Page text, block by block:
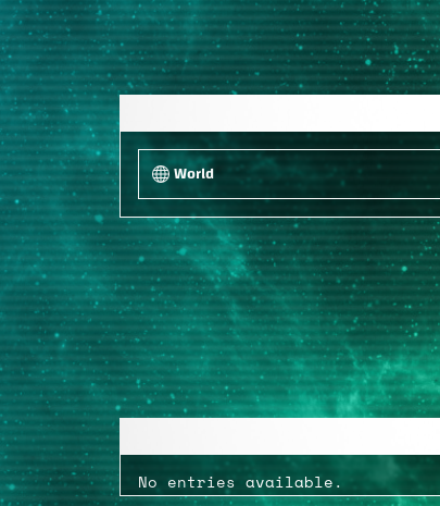
World
No entries available.